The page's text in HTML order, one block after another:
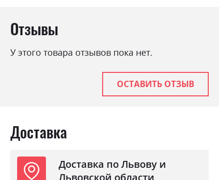
Отзывы
У этого товара отзывов пока нет.
ОСТАВИТЬ ОТЗЫВ
Доставка
Доставка по Львову и